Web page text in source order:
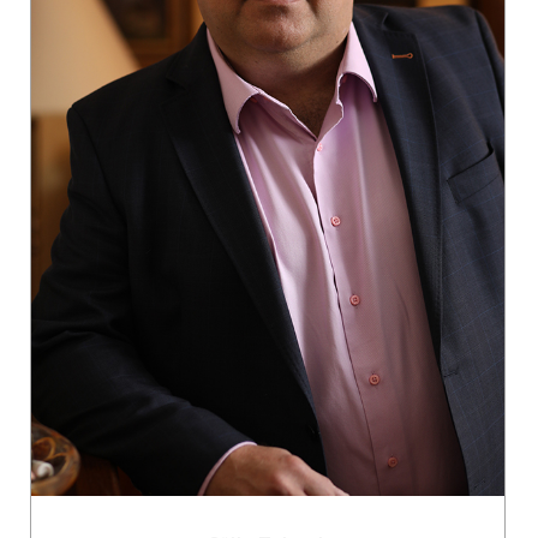
“[...] dacă munca noastră ar fi vreodată înlocuită
de roboți, acest lucru ar putea fi îndeplinit numai printr-o
evoluție spectaculoasă a IT-ului.”